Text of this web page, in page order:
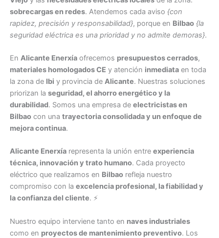
sobrecargas en redes. Atendemos cada aviso {con
rapidez, precisión y responsabilidad}, porque en Bilbao {la
seguridad eléctrica es una prioridad y no admite demoras}.
En Alicante Enerxía ofrecemos presupuestos cerrados,
materiales homologados CE y atención inmediata en toda
la zona de Ibi y provincia de Alicante. Nuestras soluciones
priorizan la seguridad, el ahorro energético y la
durabilidad. Somos una empresa de electricistas en
Bilbao con una trayectoria consolidada y un enfoque de
mejora continua.
Alicante Enerxía representa la unión entre experiencia
técnica, innovación y trato humano. Cada proyecto
eléctrico que realizamos en Bilbao refleja nuestro
compromiso con la excelencia profesional, la fiabilidad y
la confianza del cliente. ⚡
Nuestro equipo interviene tanto en naves industriales
como en proyectos de mantenimiento preventivo. Los